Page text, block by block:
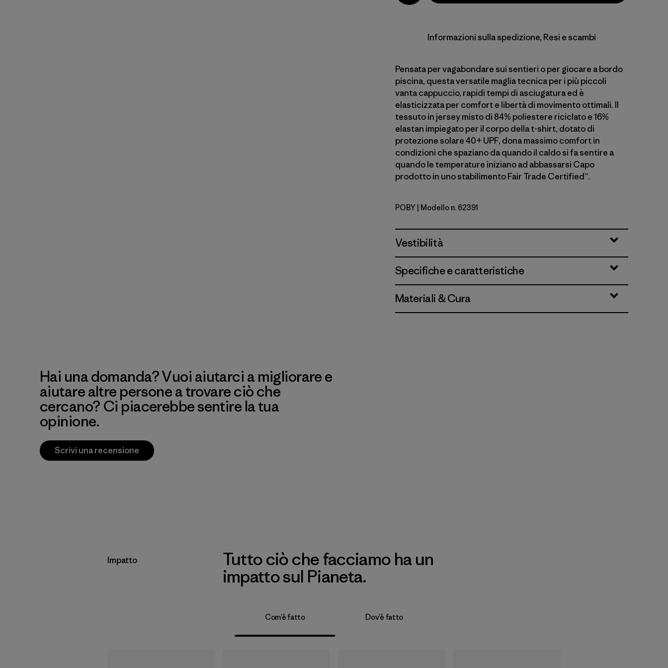
Informazioni sulla spedizione, Resi e scambi
Pensata per vagabondare sui sentieri o per giocare a bordo
piscina, questa versatile maglia tecnica per i più piccoli
vanta cappuccio, rapidi tempi di asciugatura ed è
elasticizzata per comfort e libertà di movimento ottimali. Il
tessuto in jersey misto di 84% poliestere riciclato e 16%
elastan impiegato per il corpo della t-shirt, dotato di
protezione solare 40+ UPF, dona massimo comfort in
condizioni che spaziano da quando il caldo si fa sentire a
quando le temperature iniziano ad abbassarsi Capo
prodotto in uno stabilimento Fair Trade Certified™.
P-6 Outline: Buttercup Yellow
POBY | Modello n. 62391
Vestibilità
Specifiche e caratteristiche
Materiali & Cura
Hai una domanda? Vuoi aiutarci a migliorare e
aiutare altre persone a trovare ciò che
cercano? Ci piacerebbe sentire la tua
opinione.
Scrivi una recensione
Impatto
Tutto ciò che facciamo ha un
impatto sul Pianeta.
Com’è fatto Dov’è fatto